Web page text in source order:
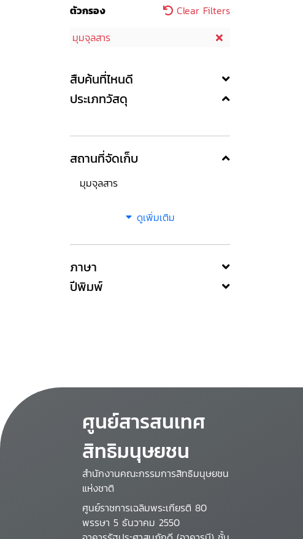
ตัวกรอง
Clear Filters
มุมจุลสาร
สืบค้นที่ไหนดี
ประเภทวัสดุ
สถานที่จัดเก็บ
มุมจุลสาร
ดูเพิ่มเติม
ภาษา
ปีพิมพ์
ศูนย์สารสนเทศ
สิทธิมนุษยชน
สำนักงานคณะกรรมการสิทธิมนุษยชน
แห่งชาติ
ศูนย์ราชการเฉลิมพระเกียรติ 80
พรรษา 5 ธันวาคม 2550